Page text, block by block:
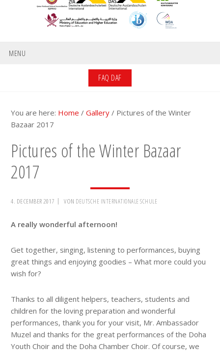
MENU
FAQ DAF
You are here: Home / Gallery / Pictures of the Winter
Bazaar 2017
Pictures of the Winter Bazaar
2017
4. DECEMBER 2017 VON DEUTSCHE INTERNATIONALE SCHULE
A really wonderful afternoon!
Get together, singing, listening to performances, buying
great things and enjoying goodies – What more could you
wish for?
Thanks to all diligent helpers, teachers, students and
children for the loving preparation and wonderful
performances, thank you for your visit, Mr. Ambassador
Muzel and thanks for the great performances of the Doha
Youth Choir and the Doha Chamber Choir. Of course, we